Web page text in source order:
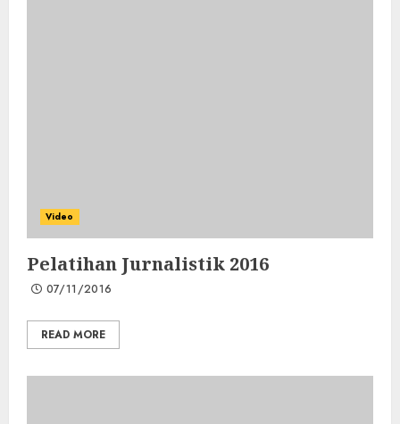
Video
Pelatihan Jurnalistik 2016
07/11/2016
READ MORE